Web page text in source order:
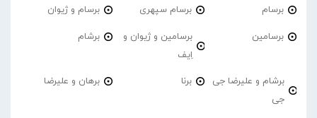
برسام برسام سپهری برسام و ژیوان
برسامین
برسامین و ژیوان و
اِیف
برشام
برشام و علیرضا جی
جی
برنا برهان و علیرضا